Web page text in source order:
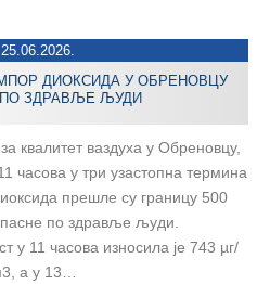
25.06.2026.
ДИОКСИДА У ОБРЕНОВЦУ
ЗДРАВЉЕ ЉУДИ
квалитет ваздуха у Обреновцу,
часова у три узастопна термина
прешле су границу 500
по здравље људи.
у 11 часова износила је 743 µг/
а у 13…